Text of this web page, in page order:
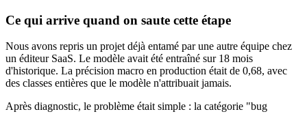
Ce qui arrive quand on saute cette étape
Nous avons repris un projet déjà entamé par une autre équipe chez
un éditeur SaaS. Le modèle avait été entraîné sur 18 mois
d'historique. La précision macro en production était de 0,68, avec
des classes entières que le modèle n'attribuait jamais.
Après diagnostic, le problème était simple : la catégorie "bug